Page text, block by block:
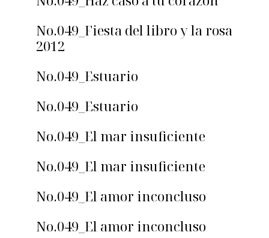
No.049_Fiesta del libro y la rosa
2012
No.049_Estuario
No.049_Estuario
No.049_El mar insuficiente
No.049_El mar insuficiente
No.049_El amor inconcluso
No.049_El amor inconcluso